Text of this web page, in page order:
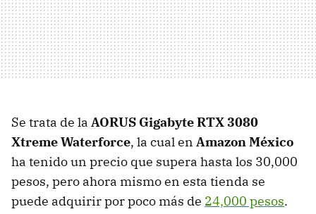
Se trata de la AORUS Gigabyte RTX 3080
Xtreme Waterforce, la cual en Amazon México
ha tenido un precio que supera hasta los 30,000
pesos, pero ahora mismo en esta tienda se
puede adquirir por poco más de 24,000 pesos.